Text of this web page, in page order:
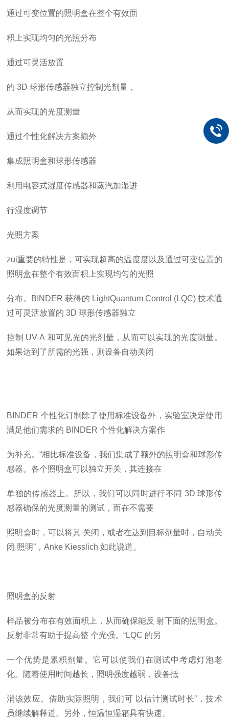
通过可变位置的照明盒在整个有效面
积上实现均匀的光照分布
通过可灵活放置
的 3D 球形传感器独立控制光剂量，
从而实现的光度测量
通过个性化解决方案额外
集成照明盒和球形传感器
利用电容式湿度传感器和蒸汽加湿进
行湿度调节
光照方案
zui重要的特性是，可实现超高的温度度以及通过可变位置的
照明盒在整个有效面积上实现均匀的光照
分布。BINDER 获得的 LightQuantum Control (LQC) 技术通
过可灵活放置的 3D 球形传感器独立
控制 UV-A 和可见光的光剂量，从而可以实现的光度测量。
如果达到了所需的光强，则设备自动关闭
BINDER 个性化订制除了使用标准设备外，实验室决定使用
满足他们需求的 BINDER 个性化解决方案作
为补充。“相比标准设备，我们集成了额外的照明盒和球形传
感器。各个照明盒可以独立开关，其连接在
单独的传感器上。所以，我们可以同时进行不同 3D 球形传
感器确保的光度测量的测试，而在不需要
照明盒时，可以将其 关闭，或者在达到目标剂量时，自动关
闭 照明”，Anke Kiesslich 如此说道。
照明盒的反射
样品被分布在有效面积上，从而确保能反 射下面的照明盒。
反射非常有助于提高整 个光强。“LQC 的另
一个优势是累积剂量。它可以使我们在测试中考虑灯泡老
化。随着使用时间越长，照明强度越弱，设备抵
消该效应。借助实际照明，我们可 以估计测试时长”，技术
员继续解释道。另外，恒温恒湿箱具有快速、